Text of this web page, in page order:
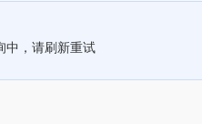
中，请刷新重试